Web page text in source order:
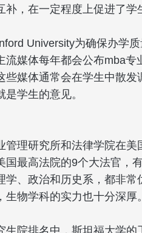
补，在一定程度上促进了学
University为确保办学
流媒体每年都会公布mba
些媒体通常会在学生中散
学生的意见。
管理研究所和法律学院在
国最高法院的9个大法官，
学、政治和历史系，都非
生物学科的实力也十分深厚。
生院排名中，斯坦福大学